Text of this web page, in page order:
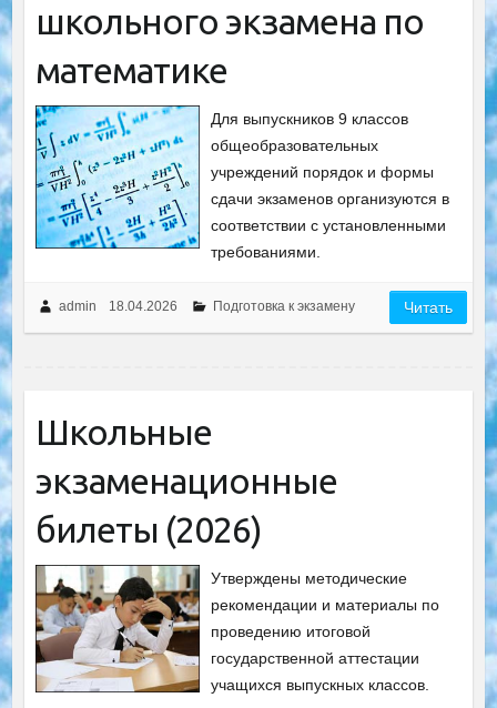
школьного экзамена по
математике
Для выпускников 9 классов
общеобразовательных
учреждений порядок и формы
сдачи экзаменов организуются в
соответствии с установленными
требованиями.
admin 18.04.2026 Подготовка к экзамену Читать
Школьные
экзаменационные
билеты (2026)
Утверждены методические
рекомендации и материалы по
проведению итоговой
государственной аттестации
учащихся выпускных классов.